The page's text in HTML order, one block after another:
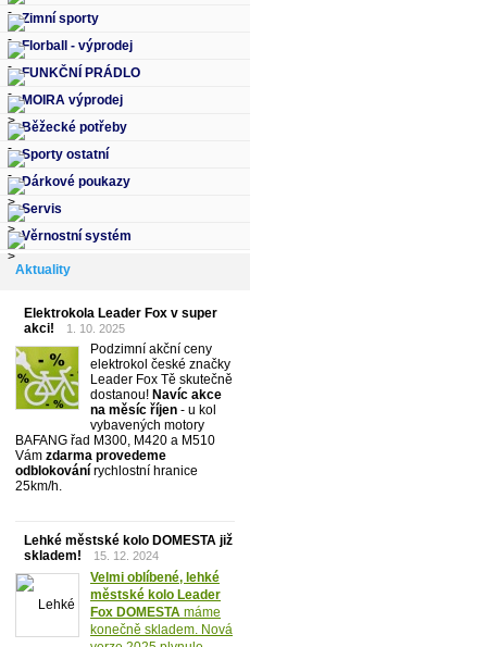
Zimní sporty
Florball - výprodej
FUNKČNÍ PRÁDLO
MOIRA výprodej
Běžecké potřeby
Sporty ostatní
Dárkové poukazy
Servis
Věrnostní systém
Aktuality
Elektrokola Leader Fox v super
akci!
1. 10. 2025
Podzimní akční ceny
elektrokol české značky
Leader Fox Tě skutečně
dostanou! Navíc akce
na měsíc říjen - u kol
vybavených motory
BAFANG řad M300, M420 a M510
Vám zdarma provedeme
odblokování rychlostní hranice
25km/h.
Lehké městské kolo DOMESTA již
skladem!
15. 12. 2024
Velmi oblíbené, lehké
městské kolo Leader
Fox DOMESTA máme
konečně skladem. Nová